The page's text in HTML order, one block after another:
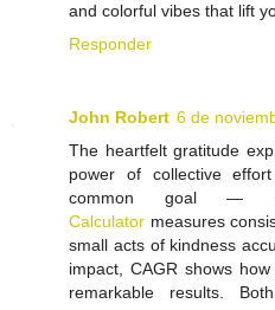
and colorful vibes that lift
Responder
John Robert 6 de
The heartfelt gratitude
power of collective
common goal —
Calculator measures
small acts of kindness
impact, CAGR shows
remarkable results.